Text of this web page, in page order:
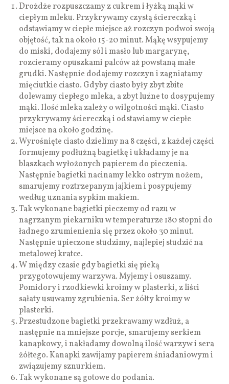
Drożdże rozpuszczamy z cukrem i łyżką mąki w
ciepłym mleku. Przykrywamy czystą ściereczką i
odstawiamy w ciepłe miejsce aż rozczyn podwoi swoją
objętość, tak na około 15-20 minut. Mąkę wsypujemy
do miski, dodajemy sól i masło lub margarynę,
rozcieramy opuszkami palców aż powstaną małe
grudki. Następnie dodajemy rozczyn i zagniatamy
mięciutkie ciasto. Gdyby ciasto były zbyt zbite
dolewamy ciepłego mleka, a zbyt luźne to dosypujemy
mąki. Ilość mleka zależy o wilgotności mąki. Ciasto
przykrywamy ściereczką i odstawiamy w ciepłe
miejsce na około godzinę.
Wyrośnięte ciasto dzielimy na 8 części, z każdej części
formujemy podłużną bagietkę i układamy je na
blaszkach wyłożonych papierem do pieczenia.
Następnie bagietki nacinamy lekko ostrym nożem,
smarujemy roztrzepanym jajkiem i posypujemy
według uznania sypkim makiem.
Tak wykonane bagietki pieczemy od razu w
nagrzanym piekarniku w temperaturze 180 stopni do
ładnego zrumienienia się przez około 30 minut.
Następnie upieczone studzimy, najlepiej studzić na
metalowej kratce.
W między czasie gdy bagietki się pieką
przygotowujemy warzywa. Myjemy i osuszamy.
Pomidory i rzodkiewki kroimy w plasterki, z liści
sałaty usuwamy zgrubienia. Ser żółty kroimy w
plasterki.
Przestudzone bagietki przekrawamy wzdłuż, a
następnie na mniejsze porcje, smarujemy serkiem
kanapkowy, i nakładamy dowolną ilość warzyw i sera
żółtego. Kanapki zawijamy papierem śniadaniowym i
związujemy sznurkiem.
Tak wykonane są gotowe do podania.